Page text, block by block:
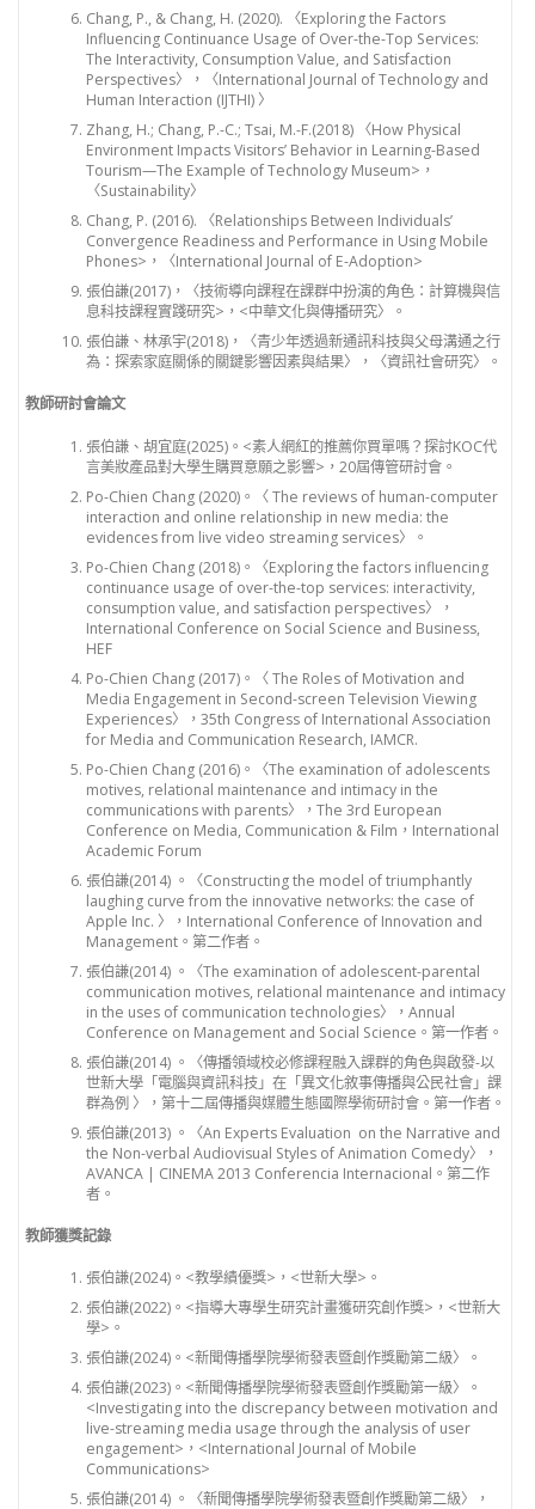
Chang, P., & Chang, H. (2020). 〈Exploring the Factors
Influencing Continuance Usage of Over-the-Top Services:
The Interactivity, Consumption Value, and Satisfaction
Perspectives〉，〈International Journal of Technology and
Human Interaction (IJTHI) 〉
Zhang, H.; Chang, P.-C.; Tsai, M.-F.(2018) 〈How Physical
Environment Impacts Visitors’ Behavior in Learning-Based
Tourism—The Example of Technology Museum>，
〈Sustainability〉
Chang, P. (2016). 〈Relationships Between Individuals’
Convergence Readiness and Performance in Using Mobile
Phones>，〈International Journal of E-Adoption>
張伯謙(2017)，〈技術導向課程在課群中扮演的角色：計算機與信
息科技課程實踐研究>，<中華文化與傳播研究〉。
張伯謙、林承宇(2018)，〈青少年透過新通訊科技與父母溝通之行
為：探索家庭關係的關鍵影響因素與結果〉，〈資訊社會研究〉。
教師研討會論文
張伯謙、胡宜庭(2025)。<素人網紅的推薦你買單嗎？探討KOC代
言美妝產品對大學生購買意願之影響>，20屆傳管研討會。
Po-Chien Chang (2020)。〈 The reviews of human-computer
interaction and online relationship in new media: the
evidences from live video streaming services〉。
Po-Chien Chang (2018)。〈Exploring the factors influencing
continuance usage of over-the-top services: interactivity,
consumption value, and satisfaction perspectives〉，
International Conference on Social Science and Business,
HEF
Po-Chien Chang (2017)。〈 The Roles of Motivation and
Media Engagement in Second-screen Television Viewing
Experiences〉，35th Congress of International Association
for Media and Communication Research, IAMCR.
Po-Chien Chang (2016)。〈The examination of adolescents
motives, relational maintenance and intimacy in the
communications with parents〉，The 3rd European
Conference on Media, Communication & Film，International
Academic Forum
張伯謙(2014) 。〈Constructing the model of triumphantly
laughing curve from the innovative networks: the case of
Apple Inc. 〉，International Conference of Innovation and
Management。第二作者。
張伯謙(2014) 。〈The examination of adolescent-parental
communication motives, relational maintenance and intimacy
in the uses of communication technologies〉，Annual
Conference on Management and Social Science。第一作者。
張伯謙(2014) 。〈傳播領域校必修課程融入課群的角色與啟發-以
世新大學「電腦與資訊科技」在「異文化敘事傳播與公民社會」課
群為例 〉，第十二屆傳播與媒體生態國際學術研討會。第一作者。
張伯謙(2013) 。〈An Experts Evaluation on the Narrative and
the Non-verbal Audiovisual Styles of Animation Comedy〉，
AVANCA | CINEMA 2013 Conferencia Internacional。第二作
者。
教師獲獎記錄
張伯謙(2024)。<教學績優獎>，<世新大學>。
張伯謙(2022)。<指導大專學生研究計畫獲研究創作獎>，<世新大
學>。
張伯謙(2024)。<新聞傳播學院學術發表暨創作獎勵第二級〉。
張伯謙(2023)。<新聞傳播學院學術發表暨創作獎勵第一級〉。
<Investigating into the discrepancy between motivation and
live-streaming media usage through the analysis of user
engagement>，<International Journal of Mobile
Communications>
張伯謙(2014) 。〈新聞傳播學院學術發表暨創作獎勵第二級〉，